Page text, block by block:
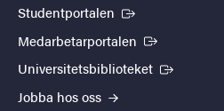
Studentportalen (Extern länk)
Medarbetarportalen (Extern länk)
Universitetsbiblioteket (Extern länk)
Jobba hos oss